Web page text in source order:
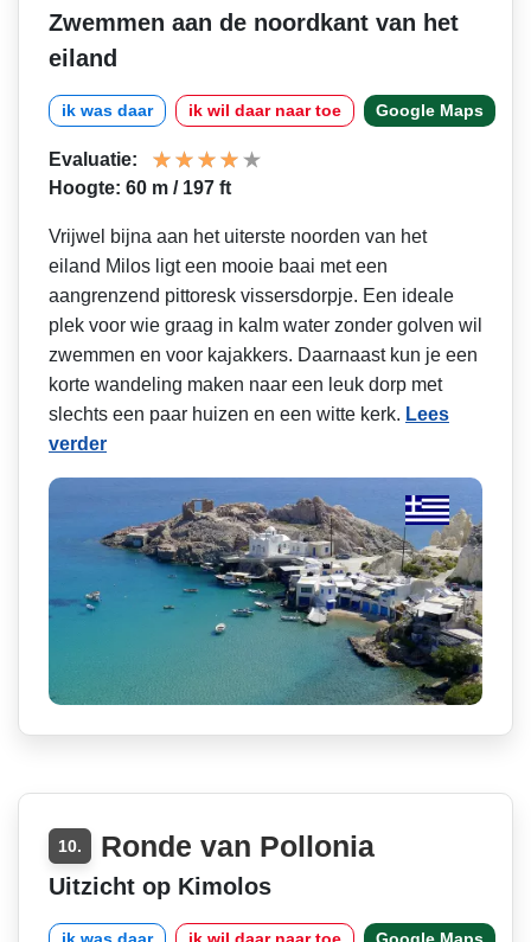
Zwemmen aan de noordkant van het
eiland
ik was daar ik wil daar naar toe Google Maps
Evaluatie:
Hoogte: 60 m / 197 ft
Vrijwel bijna aan het uiterste noorden van het
eiland Milos ligt een mooie baai met een
aangrenzend pittoresk vissersdorpje. Een ideale
plek voor wie graag in kalm water zonder golven wil
zwemmen en voor kajakkers. Daarnaast kun je een
korte wandeling maken naar een leuk dorp met
slechts een paar huizen en een witte kerk. Lees
verder
10. Ronde van Pollonia
Uitzicht op Kimolos